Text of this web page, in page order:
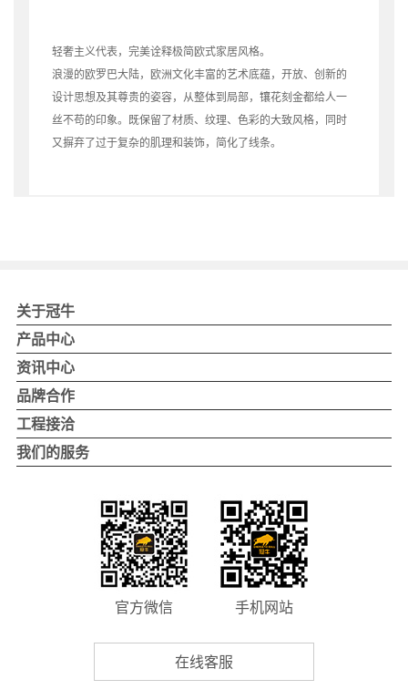
轻奢主义代表，完美诠释极简欧式家居风格。
浪漫的欧罗巴大陆，欧洲文化丰富的艺术底蕴，开放、创新的
设计思想及其尊贵的姿容，从整体到局部，镶花刻金都给人一
丝不苟的印象。既保留了材质、纹理、色彩的大致风格，同时
又摒弃了过于复杂的肌理和装饰，简化了线条。
关于冠牛
关于冠牛
冠牛品牌
冠牛荣誉
4.0智造
发展历程
产品中心
冠牛木门
整体家居
实景案例
资讯中心
公司新闻
品牌活动
品牌合作
品牌优势
行业优势
工程接洽
企业工程项目
工程项目联系
我们的服务
全国经销商门店查询
官方微信 手机网站
在线客服